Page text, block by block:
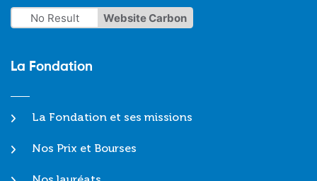
No Result Website Carbon
La Fondation
La Fondation et ses missions
Nos Prix et Bourses